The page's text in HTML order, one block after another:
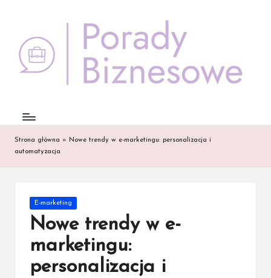
content
Strona główna »
Nowe trendy w e-marketingu: personalizacja i
automatyzacja
Posted
in
E-marketing
Nowe trendy w e-
marketingu:
personalizacja i